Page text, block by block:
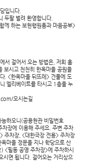
입니다.
두팔 벌려 환영합니다.
께 하는 보현행원품과 마음공부>
서 걸어서 오는 방법은, 저희 홈
보시고 천천히 한옥마을 공원을
. <한옥마을 뒤뜨레> 건물에 도
엘리베이트를 타시고 1층을 누
오시는길
하오니(공용현관 비밀번호
장에 이용해 주세요. 주변 주차
주차장, <대한극장 전용> 주차장
마을 정문을 지나 학당으로 산
<필동 공영 주차장>에 주차하시
면 됩니다. 걸어오는 거리상으